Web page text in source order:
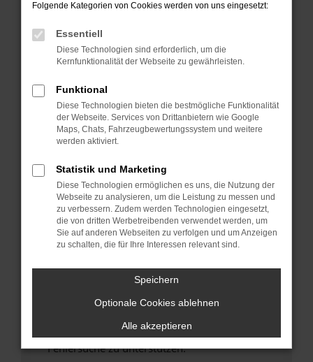
Prüfe deine Browsererweiterungen.
können das Laden bestimmter Seiten
verhindern. Funktioniert die Seite in einem
Fenster?
Starte dein Gerät neu.
Das kann manchmal helfen, vorübergehende
Probleme zu beheben.
Betriebssystem auf dem neuesten Stand
sind.
Veraltete Software birgt nicht nur ein
Sicherheitsrisiko, sondern kann auch dazu
führen, dass bestimmte Funktionen nicht mehr
unterstützt werden.
Wende dich an den Webseitenbetreiber.
Wenn du alle oben genannten Schritte versucht
hast, kontaktiere uns bitte. Wir werden
uns diesen Text schicken, um uns bei der
Fehlersuche zu unterstützen:
Folgende Kategorien von Cookies werden von uns eingesetzt:
Essentiell
Diese Technologien sind erforderlich, um die
Kernfunktionalität der Webseite zu gewährleisten.
Funktional
Diese Technologien bieten die bestmögliche Funktionalität
der Webseite. Services von Drittanbietern wie Google
Maps, Chats, Fahrzeugbewertungssystem und weitere
werden aktiviert.
Statistik und Marketing
Diese Technologien ermöglichen es uns, die Nutzung der
Webseite zu analysieren, um die Leistung zu messen und
zu verbessern. Zudem werden Technologien eingesetzt,
die von dritten Werbetreibenden verwendet werden, um
Sie auf anderen Webseiten zu verfolgen und um Anzeigen
zu schalten, die für Ihre Interessen relevant sind.
Speichern
Optionale Cookies ablehnen
Alle akzeptieren